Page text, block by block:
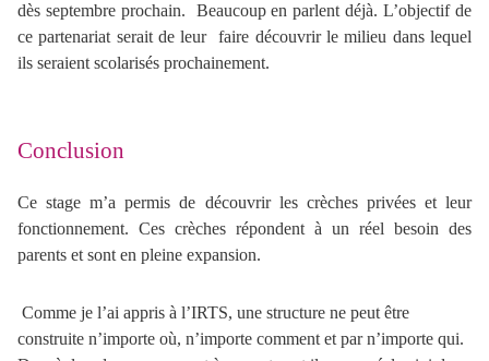
dès septembre prochain. Beaucoup en parlent déjà. L’objectif de
ce partenariat serait de leur faire découvrir le milieu dans lequel
ils seraient scolarisés prochainement.
Conclusion
Ce stage m’a permis de découvrir les crèches privées et leur
fonctionnement. Ces crèches répondent à un réel besoin des
parents et sont en pleine expansion.
Comme je l’ai appris à l’IRTS, une structure ne peut être
construite n’importe où, n’importe comment et par n’importe qui.